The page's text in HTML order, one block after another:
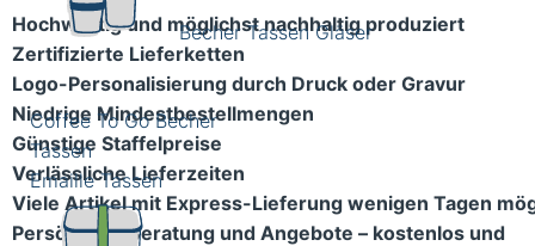
Becher Tassen Gläser
Coffee To Go Becher
Tassen
Emaille Tassen
Hochwertig und möglichst nachhaltig produziert
Zertifizierte Lieferketten
Logo-Personalisierung durch Druck oder Gravur
Niedrige Mindestbestellmengen
Günstige Staffelpreise
Verlässliche Lieferzeiten
Viele Artikel mit Express-Lieferung wenigen Tagen
Persönliche Beratung und Angebote – kostenlos und